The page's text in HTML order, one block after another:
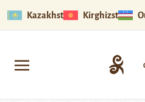
Kazakhstan Kirghizstan